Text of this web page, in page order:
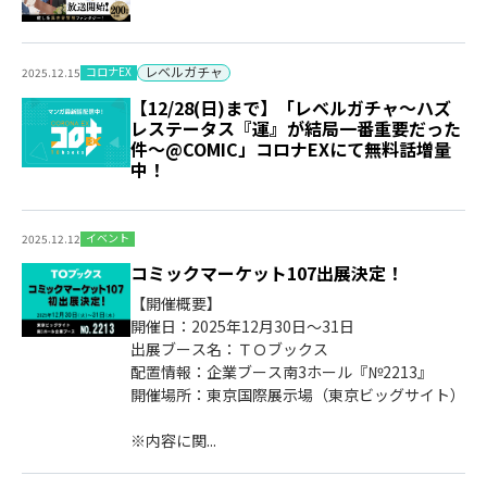
2025.12.15 コロナEX レベルガチャ
【12/28(日)まで】「レベルガチャ～ハズ
レステータス『運』が結局一番重要だった
件～@COMIC」コロナEXにて無料話増量
中！
2025.12.12 イベント
コミックマーケット107出展決定！
【開催概要】
開催日：2025年12月30日～31日
出展ブース名：ＴＯブックス
配置情報：企業ブース南3ホール『№2213』
開催場所：東京国際展示場（東京ビッグサイト）
※内容に関...